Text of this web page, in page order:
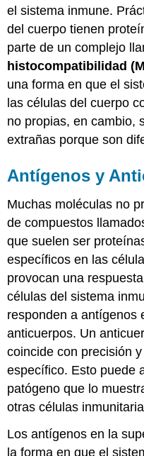
el sistema inmune.
del cuerpo tienen
parte de un complejo
histocompatibilidad
una forma en que el
las células del cuerpo
no propias, en cambio,
extrañas porque son
Antígenos y
Muchas moléculas no
de compuestos
que suelen ser
específicos en las
provocan una
células del sistema
responden a antígenos
anticuerpos. Un
coincide con precisión
específico. Esto puede
patógeno que lo
otras células
Los antígenos en la
la forma en que el